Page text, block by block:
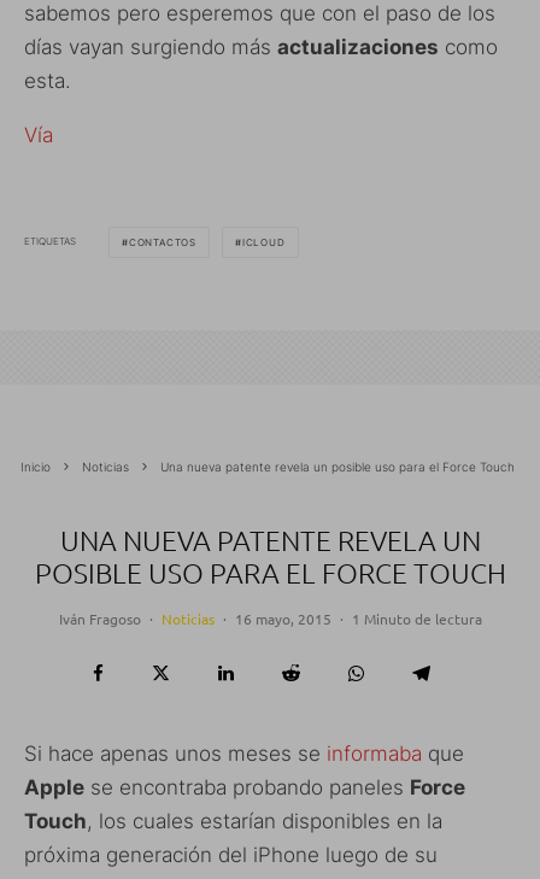
sabemos pero esperemos que con el paso de los
días vayan surgiendo más actualizaciones como
esta.
Vía
ETIQUETAS CONTACTOS ICLOUD
Inicio Noticias Una nueva patente revela un posible uso para el Force Touch
UNA NUEVA PATENTE REVELA UN
POSIBLE USO PARA EL FORCE TOUCH
Iván Fragoso · Noticias · 16 mayo, 2015 · 1 Minuto de lectura
Si hace apenas unos meses se informaba que
Apple se encontraba probando paneles Force
Touch, los cuales estarían disponibles en la
próxima generación del iPhone luego de su